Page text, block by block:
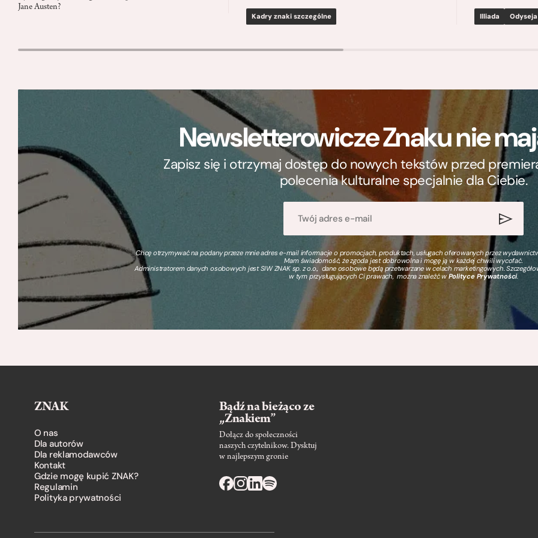
Jane Austen?
Kadry znaki szczególne Illiada Odyseja
Newsletterowicze Znaku nie
Zapisz się i otrzymaj dostęp do nowych tekstów przed
polecenia kulturalne specjalnie dla Ciebie.
Chcę otrzymywać na podany przeze mnie adres e-mail informacje o promocjach, produktach, usługach oferowanych przez
Mam świadomość, że zgoda jest dobrowolna i mogę ją w każdej chwili wycofać.
Administratorem danych osobowych jest SIW ZNAK sp. z o.o., dane osobowe będą przetwarzane w celach marketingowych.
w tym przysługujących Ci prawach, można znaleźć wPolityce Prywatności.
ZNAK
O nas
Dla autorów
Dla reklamodawców
Kontakt
Gdzie mogę kupić ZNAK?
Regulamin
Polityka prywatności
Bądź na bieżąco ze
„Znakiem”
Dołącz do społeczności
naszych czytelnikow. Dysktuj
w najlepszym gronie